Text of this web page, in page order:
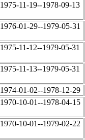
1975-11-19--1978-09-13
1976-01-29--1979-05-31
1975-11-12--1979-05-31
1975-11-13--1979-05-31
1974-01-02--1978-12-29
1970-10-01--1978-04-15
1970-10-01--1979-02-22